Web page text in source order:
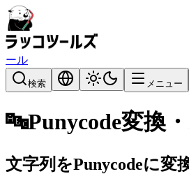
ール
検索 メニュー
🔤Punycode変換
文字列をPunycodeに変